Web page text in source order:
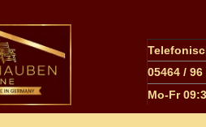
05464 / 96
Mo-Fr